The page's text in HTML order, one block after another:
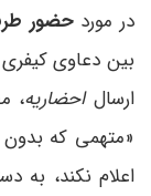
در موردحضور
بین دعاوی
ارسالاحضاریه
«متهمی که بدون
اعلام نکند، به